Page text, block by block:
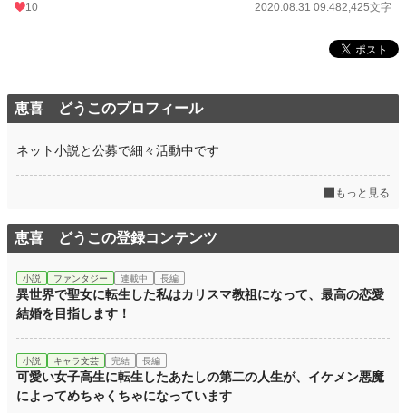
10 2020.08.31 09:482,425文字
恵喜 どうこのプロフィール
ネット小説と公募で細々活動中です
もっと見る
恵喜 どうこの登録コンテンツ
小説 ファンタジー 連載中 長編
異世界で聖女に転生した私はカリスマ教祖になって、最高の恋愛
結婚を目指します！
小説 キャラ文芸 完結 長編
可愛い女子高生に転生したあたしの第二の人生が、イケメン悪魔
によってめちゃくちゃになっています